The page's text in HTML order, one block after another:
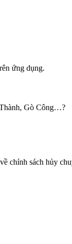
ứng dụng.
Gò Công…?
chính sách hủy